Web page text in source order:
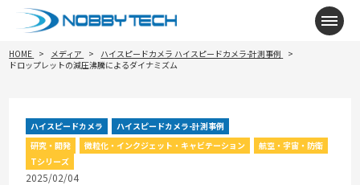
メニ
HOME メディア ハイスピードカメラ ハイスピードカメラ-計測事例
ドロップレットの減圧沸騰によるダイナミズム
ハイスピードカメラ
ハイスピードカメラ-計測事例
研究・開発
微粒化・インクジェット・キャビテーション
航空・宇宙・防衛
Tシリーズ
2025/02/04